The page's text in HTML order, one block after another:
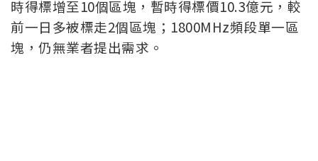
時得標增至10個區塊，暫時得標價10.3億元，較
前一日多被標走2個區塊；1800MHz頻段單一區
塊，仍無業者提出需求。